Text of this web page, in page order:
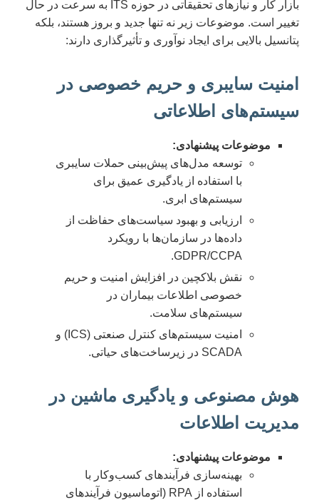
بازار کار و نیازهای تحقیقاتی در حوزه ITS به سرعت در حال
تغییر است. موضوعات زیر نه تنها جدید و بروز هستند، بلکه
پتانسیل بالایی برای ایجاد نوآوری و تأثیرگذاری دارند:
امنیت سایبری و حریم خصوصی در
سیستم‌های اطلاعاتی
موضوعات پیشنهادی:
توسعه مدل‌های پیش‌بینی حملات سایبری
با استفاده از یادگیری عمیق برای
سیستم‌های ابری.
ارزیابی و بهبود سیاست‌های حفاظت از
داده‌ها در سازمان‌ها با رویکرد
GDPR/CCPA.
نقش بلاکچین در افزایش امنیت و حریم
خصوصی اطلاعات بیماران در
سیستم‌های سلامت.
امنیت سیستم‌های کنترل صنعتی (ICS) و
SCADA در زیرساخت‌های حیاتی.
هوش مصنوعی و یادگیری ماشین در
مدیریت اطلاعات
موضوعات پیشنهادی:
بهینه‌سازی فرآیندهای کسب‌وکار با
استفاده از RPA (اتوماسیون فرآیندهای